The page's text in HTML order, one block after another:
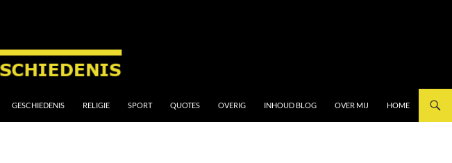
GESCHIEDENIS RELIGIE SPORT QUOTES OVERIG INHOUD BLOG OVER MIJ HOME